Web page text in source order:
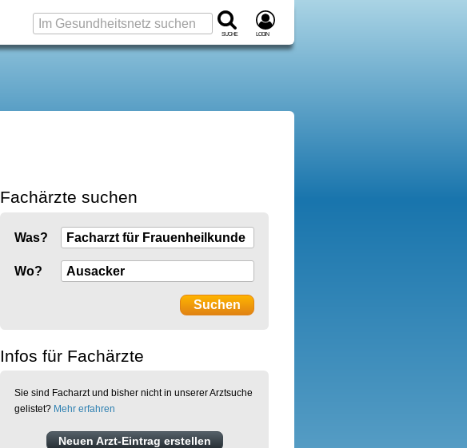
Suche Login
Fachärzte suchen
Was?
Wo?
Infos für Fachärzte
Sie sind Facharzt und bisher nicht in unserer Arztsuche
gelistet? Mehr erfahren
Neuen Arzt-Eintrag erstellen